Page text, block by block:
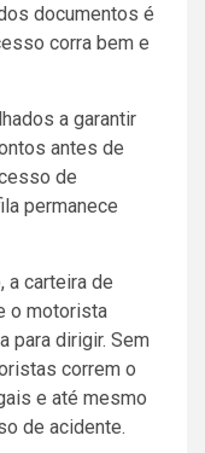
documentos é
corra bem e
a garantir
antes de
de
permanece
a carteira de
o motorista
para dirigir. Sem
correm o
e até mesmo
de acidente.